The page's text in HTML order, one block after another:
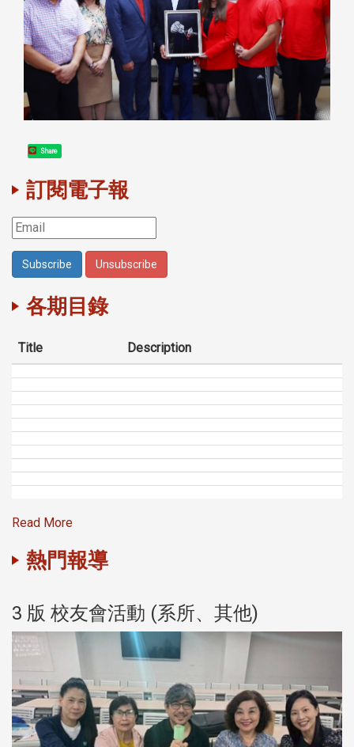
Share
訂閱電子報
各期目錄
Title Description
Read More
熱門報導
3 版 校友會活動 (系所、其他)